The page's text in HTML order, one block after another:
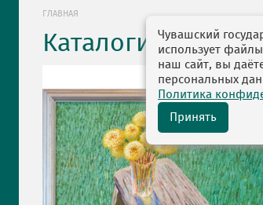
ГЛАВНАЯ
Каталоги Чувашский
использует
наш сайт, вы
персональных
Политика
Принять